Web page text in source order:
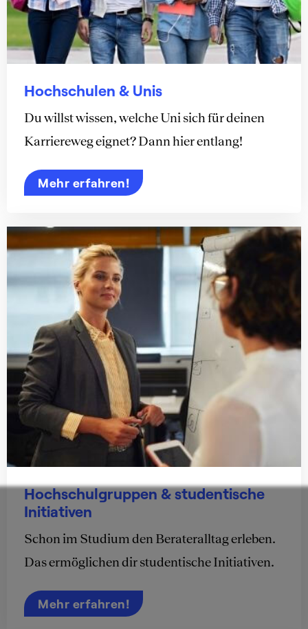
Hochschulen & Unis
Du willst wissen, welche Uni sich für deinen
Karriereweg eignet? Dann hier entlang!
Mehr erfahren!
Hochschulgruppen & studentische
Initiativen
Schon im Studium den Berateralltag erleben.
Das ermöglichen dir studentische Initiativen.
Mehr erfahren!